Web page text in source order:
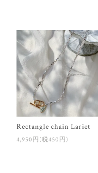
Rectangle chain Lariet
4,950円(税450円)